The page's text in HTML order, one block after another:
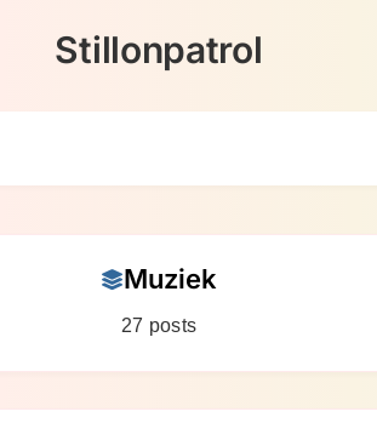
Stillonpatrol
Muziek
27 posts